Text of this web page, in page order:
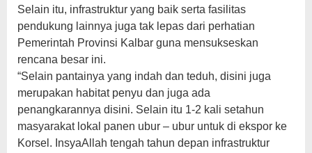
Selain itu, infrastruktur yang baik serta fasilitas
pendukung lainnya juga tak lepas dari perhatian
Pemerintah Provinsi Kalbar guna mensukseskan
rencana besar ini.
“Selain pantainya yang indah dan teduh, disini juga
merupakan habitat penyu dan juga ada
penangkarannya disini. Selain itu 1-2 kali setahun
masyarakat lokal panen ubur – ubur untuk di ekspor ke
Korsel. InsyaAllah tengah tahun depan infrastruktur